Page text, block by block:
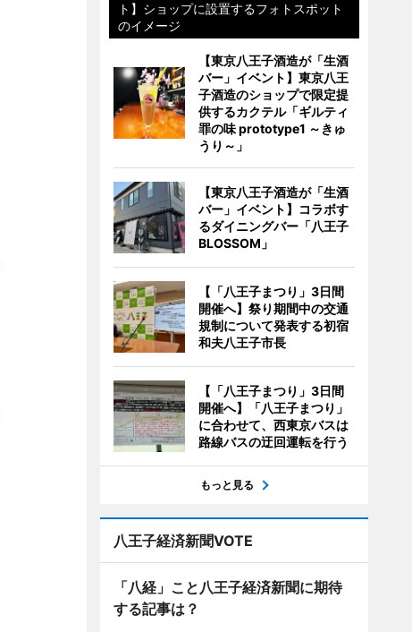
ト】ショップに設置するフォトスポット
のイメージ
【東京八王子酒造が「生酒
バー」イベント】東京八王
子酒造のショップで限定提
供するカクテル「ギルティ
罪の味 prototype1 ～きゅ
うり～」
【東京八王子酒造が「生酒
バー」イベント】コラボす
るダイニングバー「八王子
BLOSSOM」
【「八王子まつり」3日間
開催へ】祭り期間中の交通
規制について発表する初宿
和夫八王子市長
【「八王子まつり」3日間
開催へ】「八王子まつり」
に合わせて、西東京バスは
路線バスの迂回運転を行う
もっと見る
八王子経済新聞VOTE
「八経」こと八王子経済新聞に期待
する記事は？